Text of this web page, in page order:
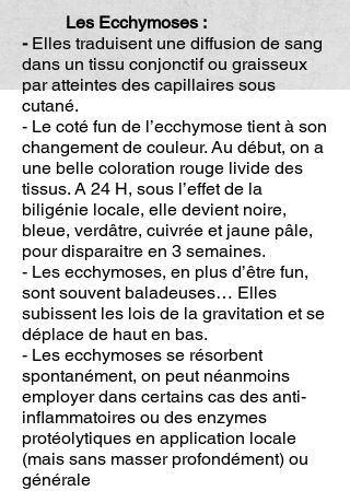
Les Ecchymoses :
-Elles traduisent une diffusion de sang
dans un tissu conjonctif ou graisseux
par atteintes des capillaires sous
cutané.
- Le coté fun de l’ecchymose tient à son
changement de couleur. Au début, on a
une belle coloration rouge livide des
tissus. A 24 H, sous l’effet de la
biligénie locale, elle devient noire,
bleue, verdâtre, cuivrée et jaune pâle,
pour disparaitre en 3 semaines.
- Les ecchymoses, en plus d’être fun,
sont souvent baladeuses… Elles
subissent les lois de la gravitation et se
déplace de haut en bas.
- Les ecchymoses se résorbent
spontanément, on peut néanmoins
employer dans certains cas des anti-
inflammatoires ou des enzymes
protéolytiques en application locale
(mais sans masser profondément) ou
générale